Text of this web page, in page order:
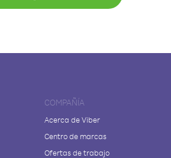
COMPAÑÍA
Acerca de Viber
Centro de marcas
Ofertas de trabajo